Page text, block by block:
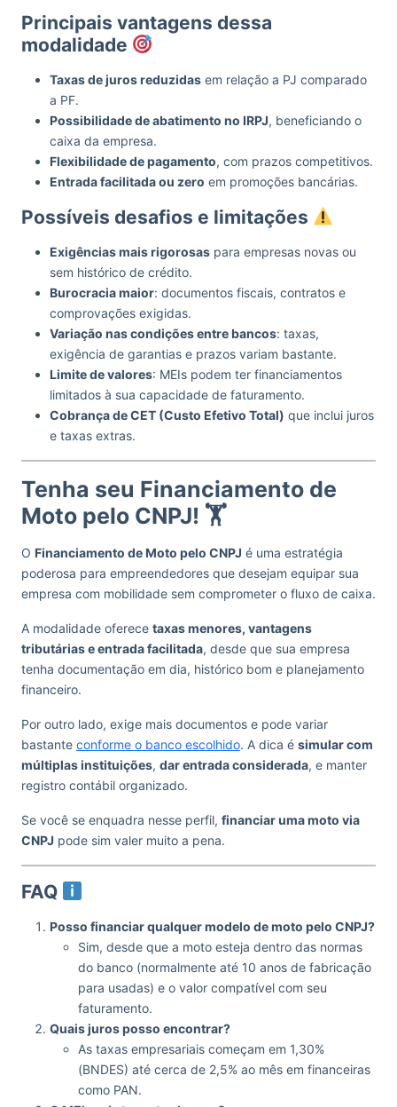
Principais vantagens dessa
modalidade
Taxas de juros reduzidas em relação a PJ comparado
a PF.
Possibilidade de abatimento no IRPJ, beneficiando o
caixa da empresa.
Flexibilidade de pagamento, com prazos competitivos.
Entrada facilitada ou zero em promoções bancárias.
Possíveis desafios e limitações
Exigências mais rigorosas para empresas novas ou
sem histórico de crédito.
Burocracia maior: documentos fiscais, contratos e
comprovações exigidas.
Variação nas condições entre bancos: taxas,
exigência de garantias e prazos variam bastante.
Limite de valores: MEIs podem ter financiamentos
limitados à sua capacidade de faturamento.
Cobrança de CET (Custo Efetivo Total) que inclui juros
e taxas extras.
Tenha seu Financiamento de
Moto pelo CNPJ! 🏋️
O Financiamento de Moto pelo CNPJ é uma estratégia
poderosa para empreendedores que desejam equipar sua
empresa com mobilidade sem comprometer o fluxo de caixa.
A modalidade oferece taxas menores, vantagens
tributárias e entrada facilitada, desde que sua empresa
tenha documentação em dia, histórico bom e planejamento
financeiro.
Por outro lado, exige mais documentos e pode variar
bastante conforme o banco escolhido. A dica é simular com
múltiplas instituições, dar entrada considerada, e manter
registro contábil organizado.
Se você se enquadra nesse perfil, financiar uma moto via
CNPJ pode sim valer muito a pena.
FAQ
Posso financiar qualquer modelo de moto pelo CNPJ?
Sim, desde que a moto esteja dentro das normas
do banco (normalmente até 10 anos de fabricação
para usadas) e o valor compatível com seu
faturamento.
Quais juros posso encontrar?
As taxas empresariais começam em 1,30%
(BNDES) até cerca de 2,5% ao mês em financeiras
como PAN.